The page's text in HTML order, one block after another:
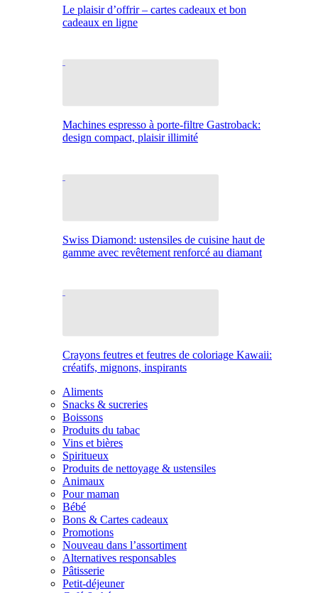
Le plaisir d’offrir – cartes cadeaux et bon
cadeaux en ligne
Machines espresso à porte-filtre Gastroback:
design compact, plaisir illimité
Swiss Diamond: ustensiles de cuisine haut de
gamme avec revêtement renforcé au diamant
Crayons feutres et feutres de coloriage Kawaii:
créatifs, mignons, inspirants
Aliments
Snacks & sucreries
Boissons
Produits du tabac
Vins et bières
Spiritueux
Produits de nettoyage & ustensiles
Animaux
Pour maman
Bébé
Bons & Cartes cadeaux
Promotions
Nouveau dans l’assortiment
Alternatives responsables
Pâtisserie
Petit-déjeuner